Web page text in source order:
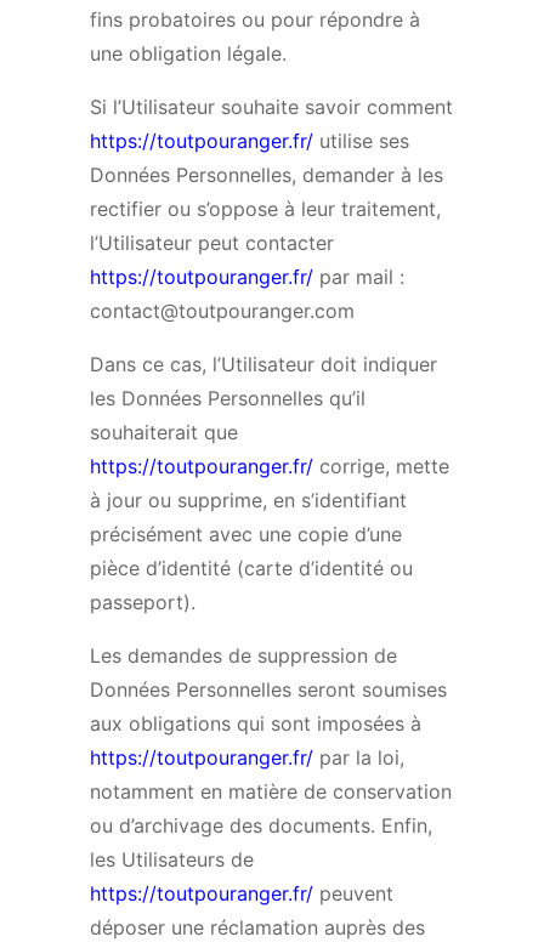
fins probatoires ou pour répondre à
une obligation légale.
Si l’Utilisateur souhaite savoir comment
https://toutpouranger.fr/ utilise ses
Données Personnelles, demander à les
rectifier ou s’oppose à leur traitement,
l’Utilisateur peut contacter
https://toutpouranger.fr/ par mail :
contact@toutpouranger.com
Dans ce cas, l’Utilisateur doit indiquer
les Données Personnelles qu’il
souhaiterait que
https://toutpouranger.fr/ corrige, mette
à jour ou supprime, en s’identifiant
précisément avec une copie d’une
pièce d’identité (carte d’identité ou
passeport).
Les demandes de suppression de
Données Personnelles seront soumises
aux obligations qui sont imposées à
https://toutpouranger.fr/ par la loi,
notamment en matière de conservation
ou d’archivage des documents. Enfin,
les Utilisateurs de
https://toutpouranger.fr/ peuvent
déposer une réclamation auprès des